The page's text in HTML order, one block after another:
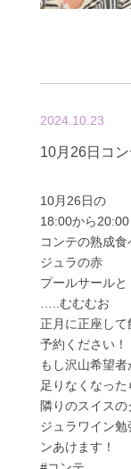
2024.10.23
10月26日コ
10月26日の
18:00から
コンテの熟成
ジュラの赤
プールサールと
…..むむむお
正月に正座して
予約ください！
もし沢山希望
足りなくなった
隣りのスイスの
ジュラワイン
ンあけます！